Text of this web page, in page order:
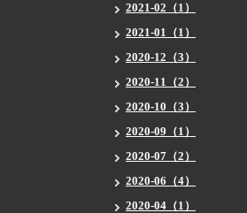
2021-02（1）
2021-01（1）
2020-12（3）
2020-11（2）
2020-10（3）
2020-09（1）
2020-07（2）
2020-06（4）
2020-04（1）